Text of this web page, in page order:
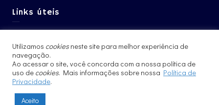
Links úteis
Pós-Graduação IFSC
Intercâmbio – CCNInt
Utilizamos cookiesneste site para melhor experiência de
navegação.
Ao acessar o site, você concorda com a nossa política de
uso de cookies. Mais informações sobre nossa Política de
Privacidade.
Aceito